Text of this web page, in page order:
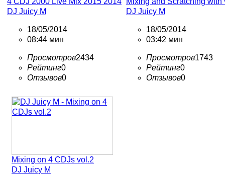
DJ Juicy M
18/05/2014
08:44 мин
Просмотров2434
Рейтинг0
Отзывов0
DJ Juicy M
18/05/2014
03:42 мин
Просмотров1743
Рейтинг0
Отзывов0
Mixing on 4 CDJs vol.2
DJ Juicy M